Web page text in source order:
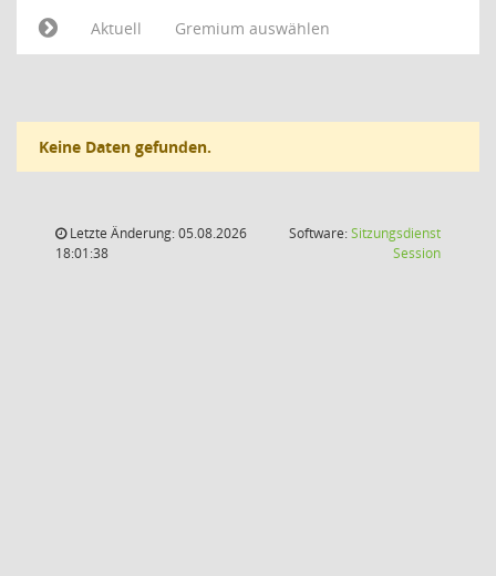
Aktuell
Gremium auswählen
Keine Daten gefunden.
Letzte Änderung: 05.08.2026
18:01:38
Software:Sitzungsdienst
Session(Wird in